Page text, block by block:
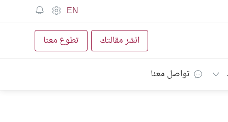
EN
انشر مقالتك تطوع معنا
تواصل معنا